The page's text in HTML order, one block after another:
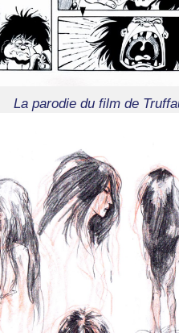
La parodie du film de